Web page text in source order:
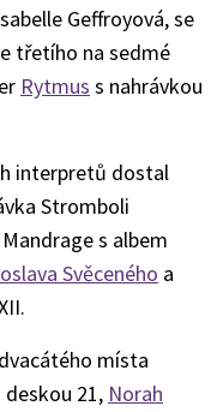
Geffroyová, se
třetího na sedmé
Rytmus s nahrávkou
interpretů dostal
Stromboli
s albem
Svěceného a
místa
21, Norah